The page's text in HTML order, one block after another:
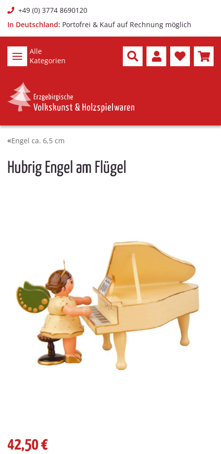
+49 (0) 3774 8690120
In Deutschland: Portofrei & Kauf auf Rechnung möglich
Alle
Kategorien
Engel ca. 6,5 cm
Hubrig Engel am Flügel
42,50 €